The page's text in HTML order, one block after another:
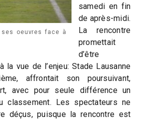
oeuvres face à
samedi en fin
de après-midi.
La rencontre
promettait
d’être
la vue de l’enjeu: Stade Lausanne
affrontait son poursuivant,
avec pour seule différence un
classement. Les spectateurs ne
déçus, puisque la rencontre est